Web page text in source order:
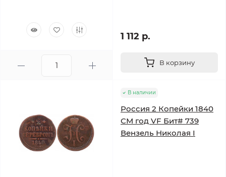
1 112 р.
В корзину
В наличии
Россия 2 Копейки 1840
СМ год VF Бит# 739
Вензель Николая I